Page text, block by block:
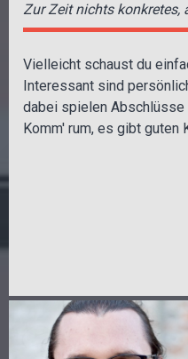
Zur Zeit nichts konkretes,
Vielleicht schaust du
Interessant sind
dabei spielen
Komm' rum, es gibt guten